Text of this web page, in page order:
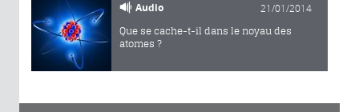
Audio 21/01/2014
Que se cache-t-il dans le noyau des
atomes ?